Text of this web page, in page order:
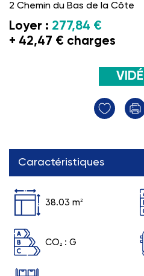
2 Chemin du Bas de la Côte
Loyer : 277,84 €
+ 42,47 € charges
Caractéristiques
38.03 m 2
CO 2 : G